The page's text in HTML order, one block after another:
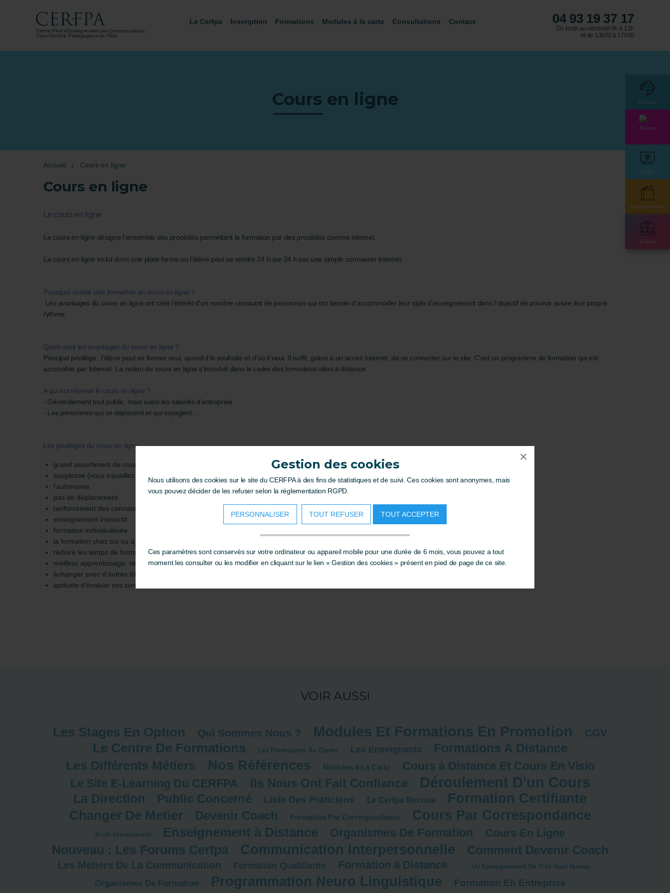
Gestion des cookies
Nous utilisons des cookies sur le site du CERFPA à des fins de statistiques et de suivi. Ces cookies sont anonymes, mais
vous pouvez décider de les refuser selon la réglementation RGPD.
PERSONNALISER TOUT REFUSER TOUT ACCEPTER
Ces paramètres sont conservés sur votre ordinateur ou appareil mobile pour une durée de 6 mois, vous pouvez a tout
moment les consulter ou les modifier en cliquant sur le lien « Gestion des cookies » présent en pied de page de ce site.
×
Centre Privé d'Enseignement par Correspondance
Sous Contrôle Pédagogique de l’État
Le Cerfpa Inscription Formations Modules à la carte Consultations Contact 04 93 19 37 17
Du lundi au vendredi 9h à 12h
et de 13h00 à 17h00
Contact
Promo
Vidéo
Documentation
Emploi
Cours en ligne
Accueil Cours en ligne
Cours en ligne
Le cours en ligne
Le cours en ligne désigne l'ensemble des procédés permettant la formation par des procédés comme internet.
Le cours en ligne inclut donc une plate forme ou l’élève peut se rendre 24 h sur 24 h par une simple connexion internet.
Pourquoi choisir une formation en cours en ligne ?
Les avantages du cours en ligne ont créé l'intérêt d'un nombre croissant de personnes qui ont besoin d'accommoder leur style d'enseignement dans l’objectif de pouvoir suivre leur propre
rythme.
Quels sont les avantages du cours en ligne ?
Principal privilège : l’élève peut se former seul, quand il le souhaite et d'où il veut. Il suffit, grâce à un accès Internet, de se connecter sur le site. C'est un programme de formation qui est
accessible par Internet. La notion de cours en ligne s'introduit dans le cadre des formations dites à distance
A qui est réservé le cours en ligne ?
- Généralement tout public, mais aussi les salariés d'entreprise
- Les personnes qui se déplacent et qui voyagent…
Les privilèges du cours en ligne
grand assortiment de cours
souplesse (vous travaillez à votre rythme)
l’autonomie
pas de déplacement
renforcement des connaissances
enseignement interactif
formation individualisée
la formation chez soi ou à son bureau
réduire les temps de formation
meilleur apprentissage, retenir plus aisément le cours
échanger avec d’autres élèves (forum)
aptitude d’évaluer ses connaissances en fin de cursus
VOIR AUSSI
Les Stages En Option Qui Sommes Nous ? Modules Et Formations En Promotion CGV
Le Centre De Formations Les Formations Au Centre Les Enseignants
Formations A Distance
Les Différents Métiers
Nos Références Modules à La Carte
Cours à Distance Et Cours En Visio
Le Site E-Learning Du CERFPA
Ils Nous Ont Fait Confiance Déroulement D'un Cours
La Direction Public Concerné Liste Des Praticiens Le Cerfpa Recrute
Formation Certifiante
Changer De Metier
Devenir Coach Formation Par Correspondance Cours Par Correspondance
École événementiel Enseignement à Distance Organismes De Formation Cours En Ligne
Nouveau : Les Forums Cerfpa Communication Interpersonnelle Comment Devenir Coach
Les Métiers De La Communication Formation Qualifiante Formation à Distance Un Enseignement De Très Haut Niveau
Organismes De Formation Programmation Neuro Linguistique Formation En Entreprise